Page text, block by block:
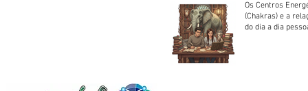
Os Centros
(Chakras) e a
do dia a dia